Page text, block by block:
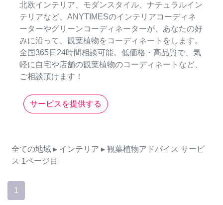
北欧インテリア、モダンスタイル、ナチュラルイン
テリアなど、ANYTIMESのインテリアコーディネ
ーターやグリーンコーディネーターが、あなたの好
みに沿って、観葉植物をコーディネートをします。
全国365日24時間相談可能。低価格・高品質で、気
軽に自宅や店舗の観葉植物のコーディネートなど、
ご相談頂けます！
サービスを提供する
全ての地域 ▸ インテリア ▸ 観葉植物アドバイス サービ
ス 1ページ目
1